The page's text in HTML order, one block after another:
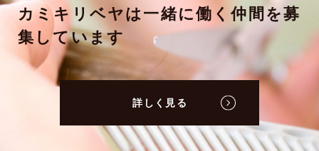
カミキリベヤは一緒に働く仲間を募
集しています
詳しく見る